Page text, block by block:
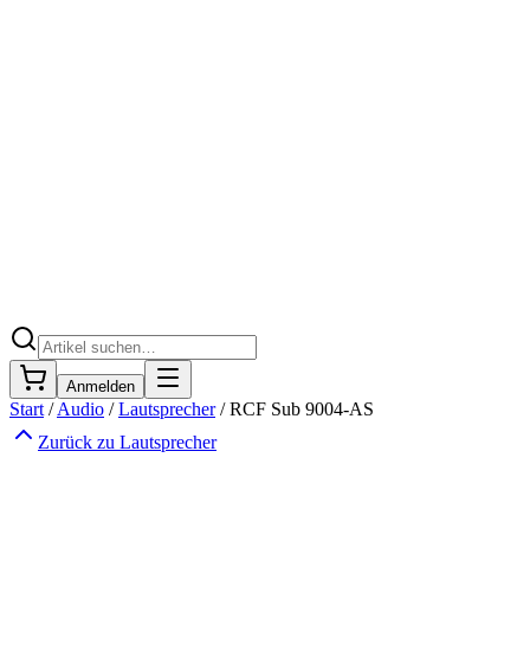
Anmelden
Start /Audio /Lautsprecher/RCF Sub 9004-AS
Zurück zu Lautsprecher